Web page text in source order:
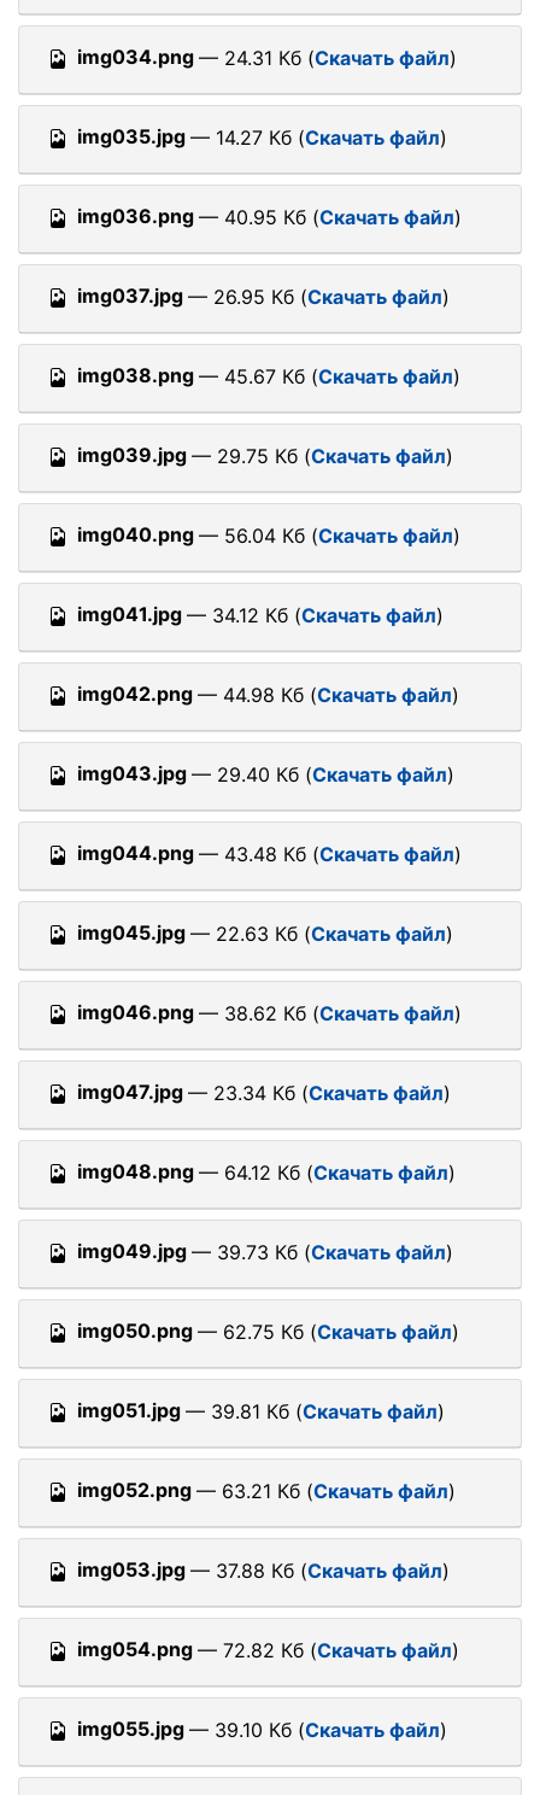
img034.png — 24.31 Кб (Скачать файл)
img035.jpg — 14.27 Кб (Скачать файл)
img036.png — 40.95 Кб (Скачать файл)
img037.jpg — 26.95 Кб (Скачать файл)
img038.png — 45.67 Кб (Скачать файл)
img039.jpg — 29.75 Кб (Скачать файл)
img040.png — 56.04 Кб (Скачать файл)
img041.jpg — 34.12 Кб (Скачать файл)
img042.png — 44.98 Кб (Скачать файл)
img043.jpg — 29.40 Кб (Скачать файл)
img044.png — 43.48 Кб (Скачать файл)
img045.jpg — 22.63 Кб (Скачать файл)
img046.png — 38.62 Кб (Скачать файл)
img047.jpg — 23.34 Кб (Скачать файл)
img048.png — 64.12 Кб (Скачать файл)
img049.jpg — 39.73 Кб (Скачать файл)
img050.png — 62.75 Кб (Скачать файл)
img051.jpg — 39.81 Кб (Скачать файл)
img052.png — 63.21 Кб (Скачать файл)
img053.jpg — 37.88 Кб (Скачать файл)
img054.png — 72.82 Кб (Скачать файл)
img055.jpg — 39.10 Кб (Скачать файл)